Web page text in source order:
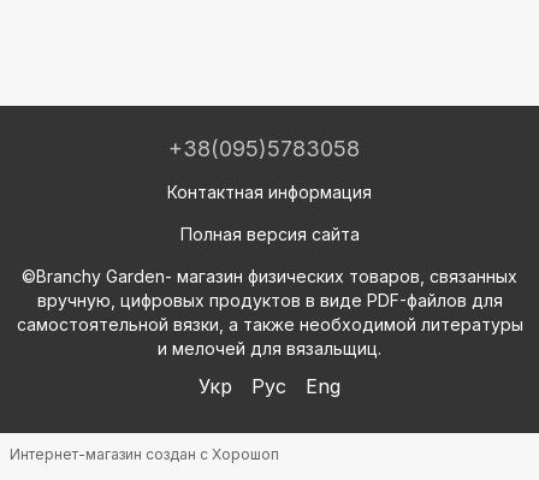
+38(095)5783058
Контактная информация
Полная версия сайта
©Branchy Garden- магазин физических товаров, связанных
вручную, цифровых продуктов в виде PDF-файлов для
самостоятельной вязки, а также необходимой литературы
и мелочей для вязальщиц.
Укр Рус Eng
Интернет-магазин создан с Хорошоп